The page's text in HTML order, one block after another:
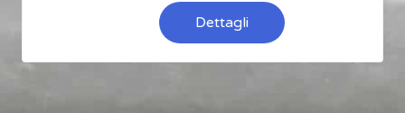
Dettagli